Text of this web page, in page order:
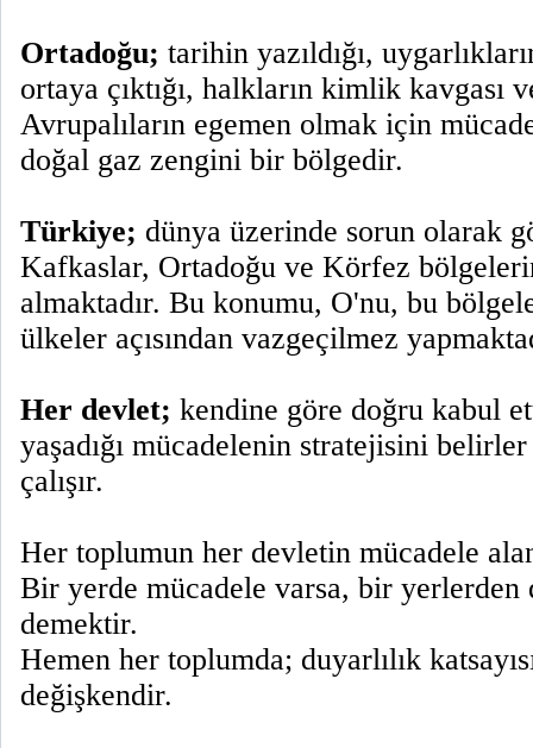
Ortadoğu; tarihin yazıldığı,
ortaya çıktığı, halkların kimlik kavgası
Avrupalıların egemen olmak için
doğal gaz zengini bir bölgedir.
Türkiye; dünya üzerinde sorun olarak
Kafkaslar, Ortadoğu ve Körfez
almaktadır. Bu konumu, O'nu, bu
ülkeler açısından vazgeçilmez
Her devlet; kendine göre doğru kabul
yaşadığı mücadelenin stratejisini
çalışır.
Her toplumun her devletin mücadele
Bir yerde mücadele varsa, bir yerlerden
demektir.
Hemen her toplumda; duyarlılık
değişkendir.